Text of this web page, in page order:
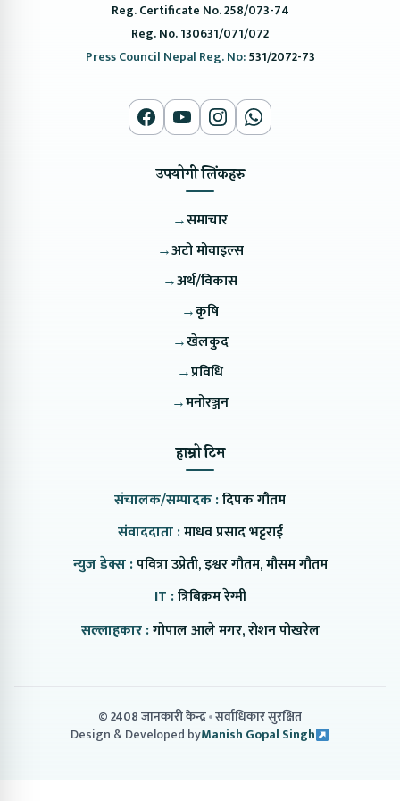
Reg. Certificate No. 258/073-74
Reg. No. 130631/071/072
Press Council Nepal Reg. No:531/2072-73
उपयोगी लिंकहरु
→समाचार
→अटो मोवाइल्स
→अर्थ/विकास
→कृषि
→खेलकुद
→प्रविधि
→मनोरञ्जन
हाम्रो टिम
संचालक/सम्पादक :दिपक गौतम
संवाददाता :माधव प्रसाद भट्टराई
न्युज डेक्स :पवित्रा उप्रेती, इश्वर गौतम, मौसम गौतम
IT :त्रिबिक्रम रेग्मी
सल्लाहकार :गोपाल आले मगर, रोशन पोखरेल
© 2408 जानकारी केन्द्र सर्वाधिकार सुरक्षित
Design & Developed byManish Gopal Singh